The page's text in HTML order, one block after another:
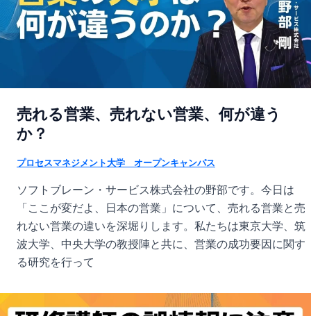
売れる営業、売れない営業、何が違う
か？
プロセスマネジメント大学 オープンキャンパス
ソフトブレーン・サービス株式会社の野部です。今日は
「ここが変だよ、日本の営業」について、売れる営業と売
れない営業の違いを深堀りします。私たちは東京大学、筑
波大学、中央大学の教授陣と共に、営業の成功要因に関す
る研究を行って